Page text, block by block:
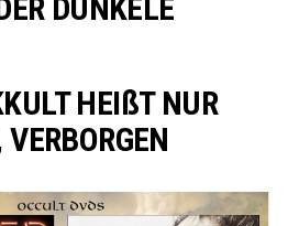
DUNKELE
HEIßT NUR